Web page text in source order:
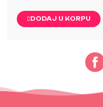
DODAJ U KORPU